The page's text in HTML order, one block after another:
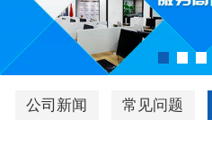
公司新闻 常见问题